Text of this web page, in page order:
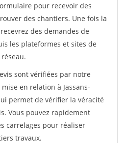
pour recevoir des
des chantiers. Une fois la
des demandes de
les plateformes et sites de
sont vérifiées par notre
en relation à Jassans-
permet de vérifier la véracité
Vous pouvez rapidement
carrelages pour réaliser
travaux.